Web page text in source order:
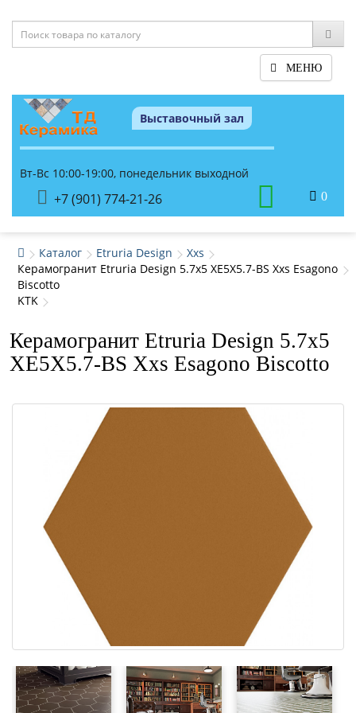
МЕНЮ
Выставочный зал
Вт-Вс 10:00-19:00, понедельник выходной
+7 (901) 774-21-26 0
Каталог Etruria Design
Xxs
Керамогранит Etruria Design 5.7x5 XE5X5.7-BS Xxs Esagono
Biscotto
KTK
Керамогранит Etruria Design 5.7x5
XE5X5.7-BS Xxs Esagono Biscotto